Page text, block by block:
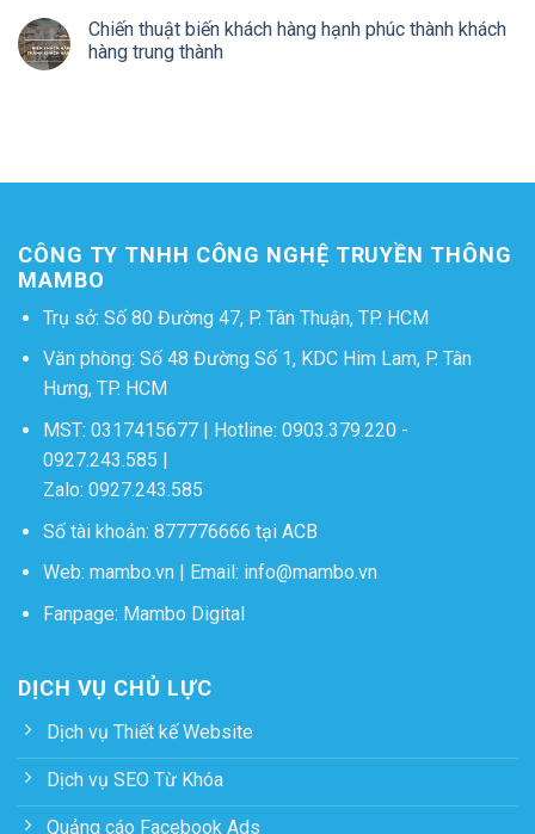
Chiến thuật biến khách hàng hạnh phúc thành khách
hàng trung thành
CÔNG TY TNHH CÔNG NGHỆ TRUYỀN THÔNG
MAMBO
Trụ sở: Số 80 Đường 47, P. Tân Thuận, TP. HCM
Văn phòng: Số 48 Đường Số 1, KDC Him Lam, P. Tân
Hưng, TP. HCM
MST: 0317415677 | Hotline: 0903.379.220-
0927.243.585 |
Zalo: 0927.243.585
Số tài khoản: 877776666 tại ACB
Web: mambo.vn| Email: info@mambo.vn
Fanpage: Mambo Digital
DỊCH VỤ CHỦ LỰC
Dịch vụ Thiết kế Website
Dịch vụ SEO Từ Khóa
Quảng cáo Facebook Ads